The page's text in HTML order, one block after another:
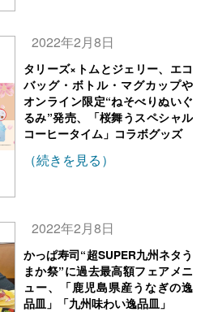
2022年2月8日
タリーズ×トムとジェリー、エコ
バッグ・ボトル・マグカップや
オンライン限定“ねそべりぬいぐ
るみ”発売、「桜舞うスペシャル
コーヒータイム」コラボグッズ
（続きを見る）
2022年2月8日
かっぱ寿司“超SUPER九州ネタう
まか祭”に過去最高額フェアメニ
ュー、「鹿児島県産うなぎの逸
品皿」「九州味わい逸品皿」